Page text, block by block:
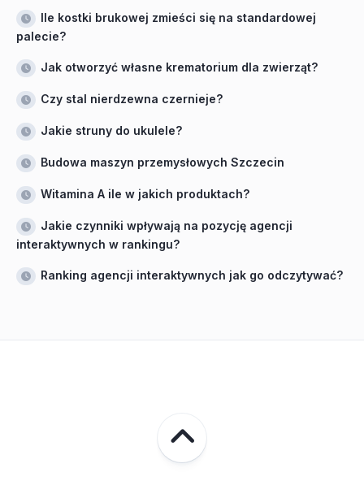
Ile kostki brukowej zmieści się na standardowej
palecie?
Jak otworzyć własne krematorium dla zwierząt?
Czy stal nierdzewna czernieje?
Jakie struny do ukulele?
Budowa maszyn przemysłowych Szczecin
Witamina A ile w jakich produktach?
Jakie czynniki wpływają na pozycję agencji
interaktywnych w rankingu?
Ranking agencji interaktywnych jak go odczytywać?